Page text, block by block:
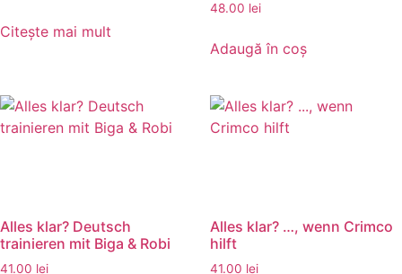
Citește mai mult
48.00 lei
Adaugă în coș
Alles klar? Deutsch
trainieren mit Biga & Robi
41.00 lei
Alles klar? …, wenn Crimco
hilft
41.00 lei